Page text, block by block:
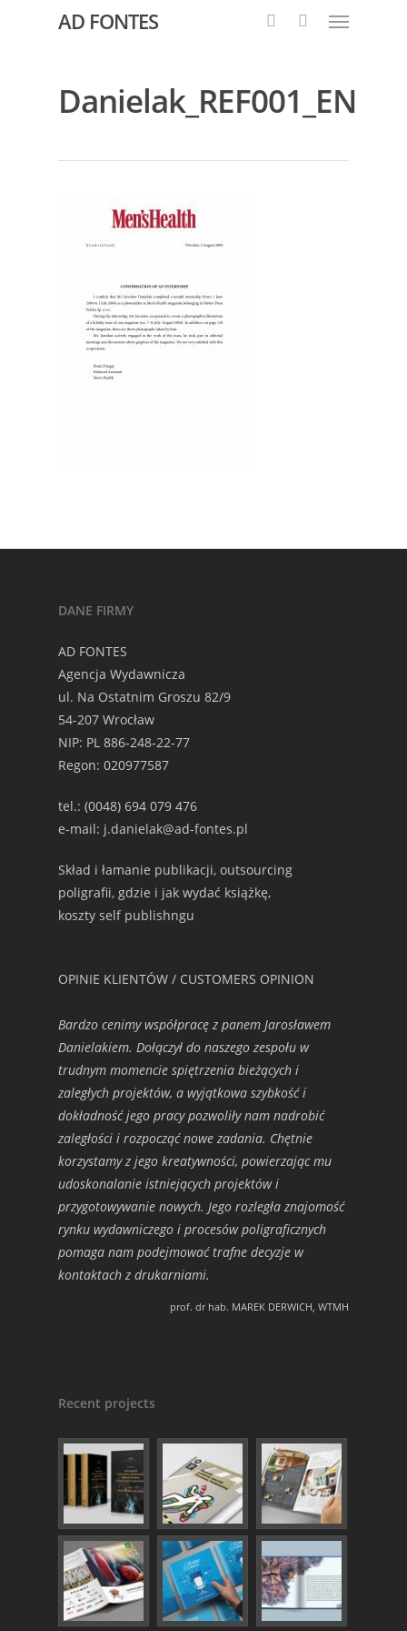
AD FONTES
Danielak_REF001_EN
DANE FIRMY
AD FONTES
Agencja Wydawnicza
ul. Na Ostatnim Groszu 82/9
54-207 Wrocław
NIP: PL 886-248-22-77
Regon: 020977587
tel.: (0048) 694 079 476
e-mail: j.danielak@ad-fontes.pl
Skład i łamanie publikacji, outsourcing
poligrafii, gdzie i jak wydać książkę,
koszty self publishngu
OPINIE KLIENTÓW / CUSTOMERS OPINION
Bardzo cenimy współpracę z panem Jarosławem
Danielakiem. Dołączył do naszego zespołu w
trudnym momencie spiętrzenia bieżących i
zaległych projektów, a wyjątkowa szybkość i
dokładność jego pracy pozwoliły nam nadrobić
zaległości i rozpocząć nowe zadania. Chętnie
korzystamy z jego kreatywności, powierzając mu
udoskonalanie istniejących projektów i
przygotowywanie nowych. Jego rozległa znajomość
rynku wydawniczego i procesów poligraficznych
pomaga nam podejmować trafne decyzje w
kontaktach z drukarniami.
prof. dr hab. MAREK DERWICH, WTMH
Recent projects